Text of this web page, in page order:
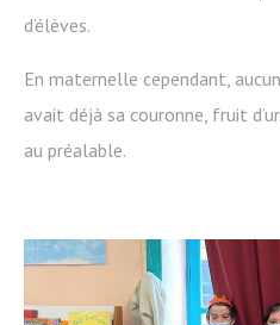
d’élèves.
En maternelle cependant,
avait déjà sa couronne, fruit
au préalable.